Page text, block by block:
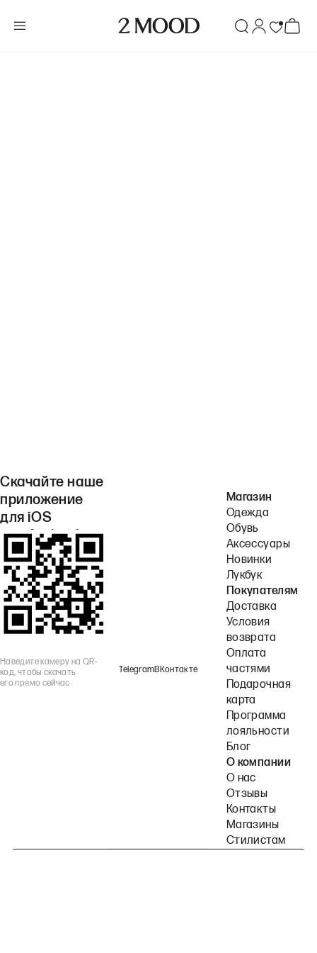
Скачайте наше
приложение
для iOS
или Android.
Наведите камеру на QR-
код, чтобы скачать
его прямо сейчас
TelegramВКонтакте
Магазин
Одежда
Обувь
Аксессуары
Новинки
Лукбук
Покупателям
Доставка
Условия
возврата
Оплата
частями
Подарочная
карта
Программа
лояльности
Блог
О компании
О нас
Отзывы
Контакты
Магазины
Стилистам